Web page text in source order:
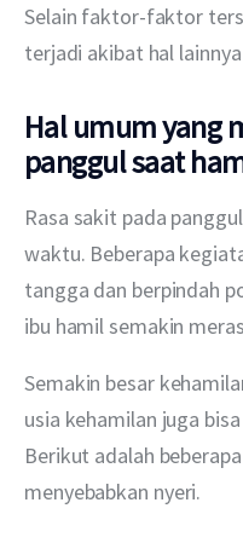
Selain faktor-faktor
terjadi akibat hal
Hal umum yang
panggul saat
Rasa sakit pada
waktu. Beberapa
tangga dan berpindah
ibu hamil semakin
Semakin besar
usia kehamilan juga
Berikut adalah
menyebabkan nyeri.